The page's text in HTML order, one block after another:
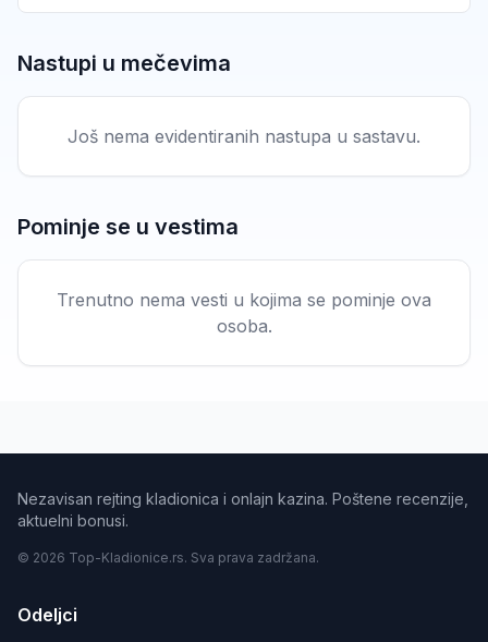
Nastupi u mečevima
Još nema evidentiranih nastupa u sastavu.
Pominje se u vestima
Trenutno nema vesti u kojima se pominje ova
osoba.
Nezavisan rejting kladionica i onlajn kazina. Poštene recenzije,
aktuelni bonusi.
© 2026 Top-Kladionice.rs. Sva prava zadržana.
Odeljci